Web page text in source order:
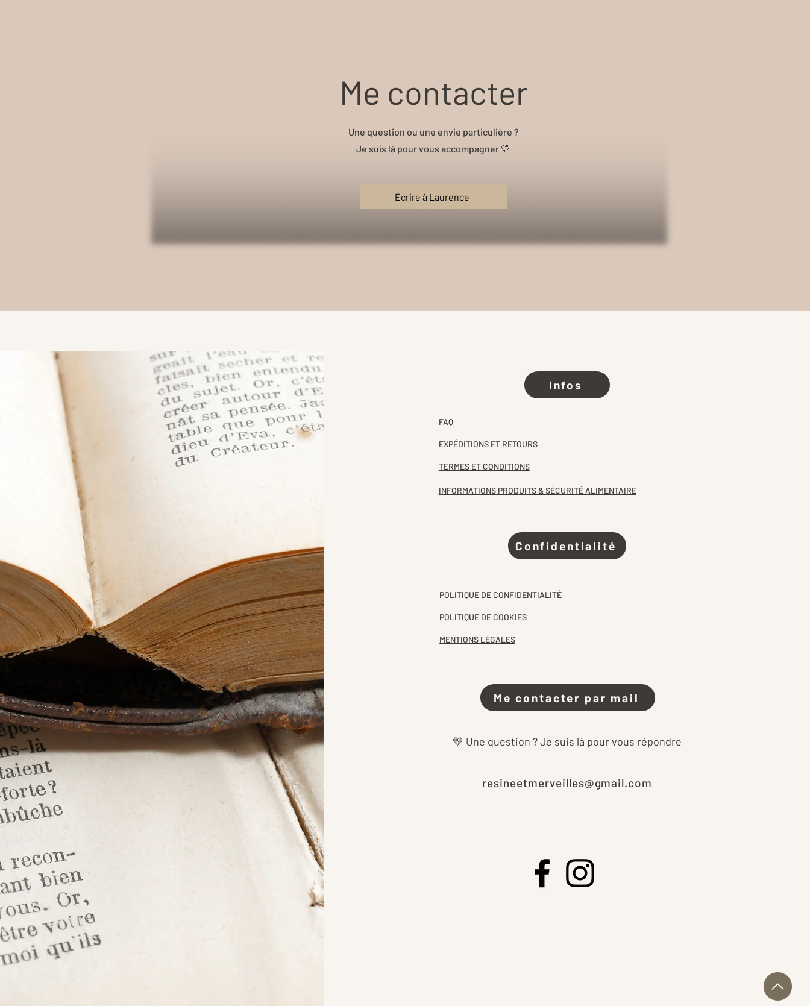
Me contacter
Une question ou une envie particulière ?
Je suis là pour vous accompagner 💛
Écrire à Laurence
Infos
FAQ
EXPÉDITIONS ET RETOURS
TERMES ET CONDITIONS
INFORMATIONS PRODUITS & SÉCURITÉ ALIMENTAIRE
Confidentialité
POLITIQUE DE CONFIDENTIALITÉ
POLITIQUE DE COOKIES
MENTIONS LÉGALES
Me contacter par mail
💛 Une question ? Je suis là pour vous répondre
resineetmerveilles@gmail.com